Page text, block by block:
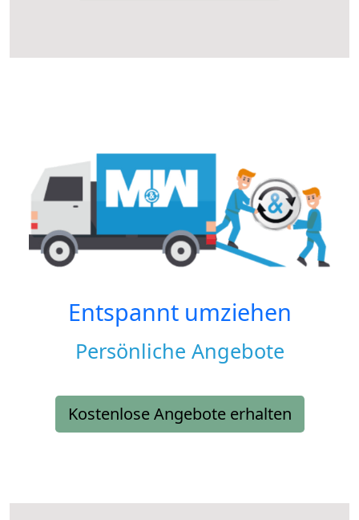
Entspannt umziehen
Persönliche Angebote
Kostenlose Angebote erhalten